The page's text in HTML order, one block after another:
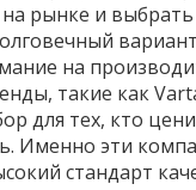
рынке и
на
такие как
для тех, кто
Именно эти
стандарт